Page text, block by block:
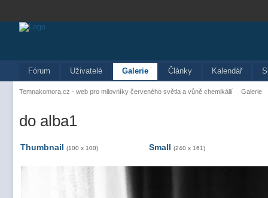
Fórum Uživatelé Galerie Články Kalendář
Temnakomora.cz - web pro milovníky červeného světla a vůně chemikálií Galerie
do alba1
Thumbnail (100 x 100) Small (240 x 161)